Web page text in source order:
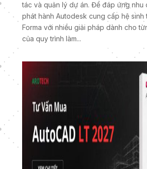
tác và quản lý dự án. Để đáp ứng nhu
phát hành Autodesk cung cấp hệ sinh
Forma với nhiều giải pháp dành cho
của quy trình làm...